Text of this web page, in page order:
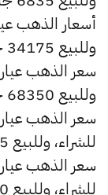
وللبيع 34175 جنيه.
وللبيع 68350 جنيه.
للشراء، وللبيع 170875 جنيه.
للشراء، وللبيع 341750 جنيه.